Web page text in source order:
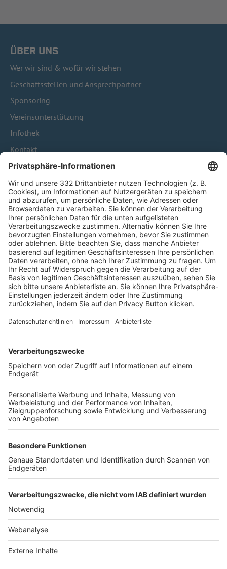
ÜBER UNS
Wer wir sind & wofür wir stehen
Geschäftsstellen und Ansprechpartner
Sponsoring
Vereinsunterstützung
Infothek
Kontakt
HÄUFIG BESUCHTE SEITEN
Pässe und Vereinswechsel
Trainerausbildung
Schulungsangebot Vereinsmitarbeiter
BFV-Geschäftsstellen
Trainerbörse
Login SpielPlus
FOLGE DEM BFV
TOP-VEREINE
TOP-PARTNER
Nutzungsbedingungen Datenschutz Impressum